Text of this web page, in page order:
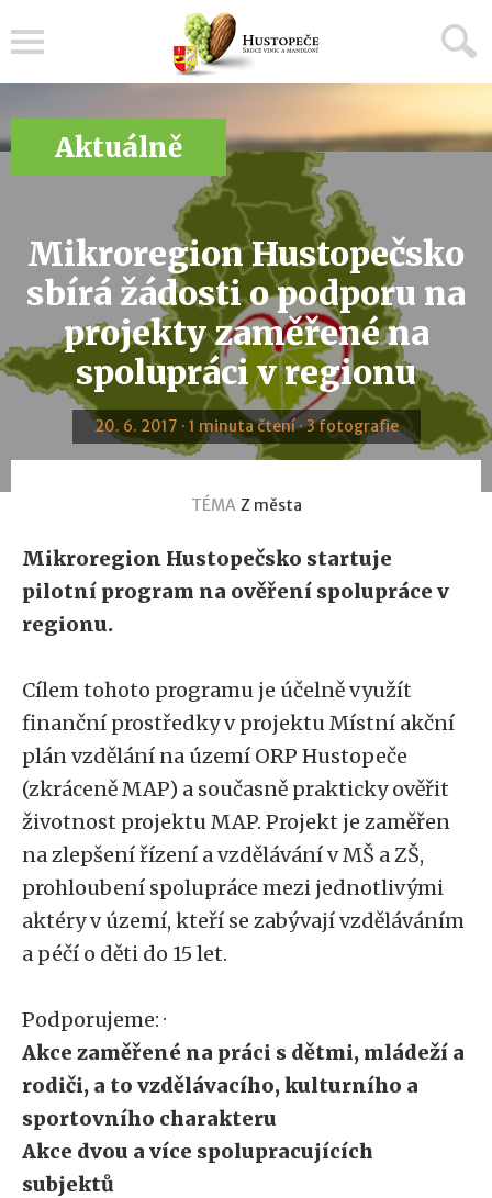
Aktuálně
Mikroregion Hustopečsko
sbírá žádosti o podporu na
projekty zaměřené na
spolupráci v regionu
20. 6. 2017 · 1 minuta čtení · 3 fotografie
TÉMA Z města
Mikroregion Hustopečsko startuje
pilotní program na ověření spolupráce v
regionu.
Cílem tohoto programu je účelně využít
finanční prostředky v projektu Místní akční
plán vzdělání na území ORP Hustopeče
(zkráceně MAP) a současně prakticky ověřit
životnost projektu MAP. Projekt je zaměřen
na zlepšení řízení a vzdělávání v MŠ a ZŠ,
prohloubení spolupráce mezi jednotlivými
aktéry v území, kteří se zabývají vzděláváním
a péčí o děti do 15 let.
Podporujeme: ·
Akce zaměřené na práci s dětmi, mládeží a
rodiči, a to vzdělávacího, kulturního a
sportovního charakteru
Akce dvou a více spolupracujících
subjektů